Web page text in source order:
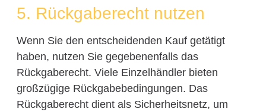
5. Rückgaberecht nutzen
Wenn Sie den entscheidenden Kauf getätigt
haben, nutzen Sie gegebenenfalls das
Rückgaberecht. Viele Einzelhändler bieten
großzügige Rückgabebedingungen. Das
Rückgaberecht dient als Sicherheitsnetz, um